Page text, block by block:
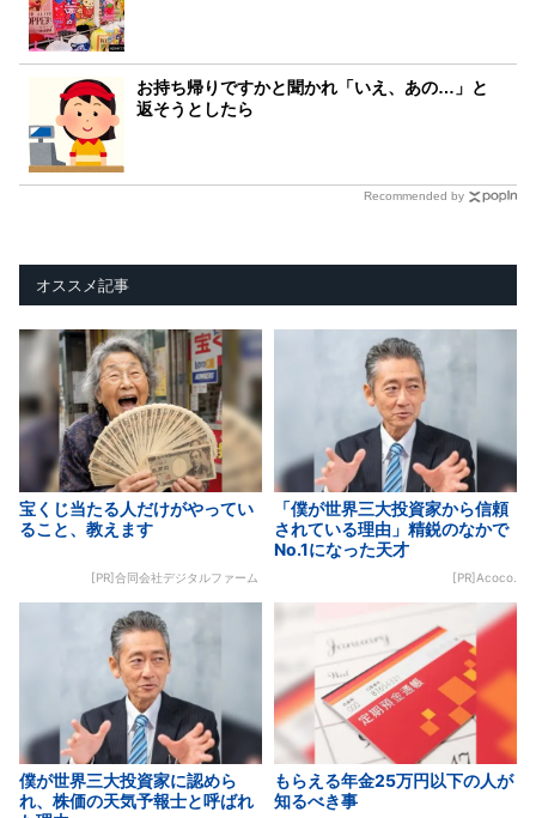
お持ち帰りですかと聞かれ「いえ、あの…」と
返そうとしたら
Recommended by
オススメ記事
宝くじ当たる人だけがやってい
ること、教えます
[PR]合同会社デジタルファーム
「僕が世界三大投資家から信頼
されている理由」精鋭のなかで
No.1になった天才
[PR]Acoco.
僕が世界三大投資家に認めら
れ、株価の天気予報士と呼ばれ
もらえる年金25万円以下の人が
知るべき事